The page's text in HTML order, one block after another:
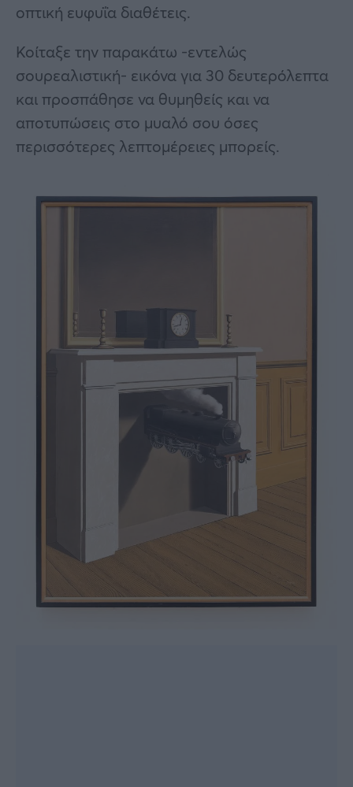
οπτική ευφυΐα διαθέτεις.
Κοίταξε την παρακάτω -εντελώς
σουρεαλιστική- εικόνα για 30 δευτερόλεπτα
και προσπάθησε να θυμηθείς και να
αποτυπώσεις στο μυαλό σου όσες
περισσότερες λεπτομέρειες μπορείς.